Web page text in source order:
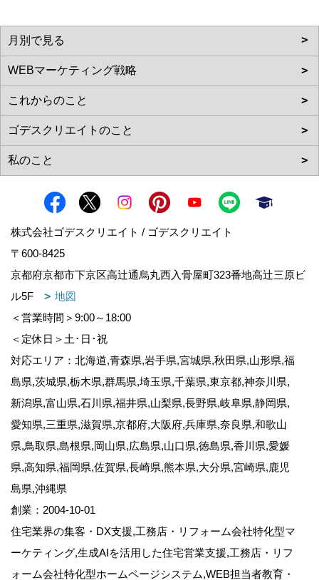
株式会社ゴデスクリエイト / ゴデスクリエイト
〒600-8425
京都府京都市下京区高辻通烏丸西入骨屋町323番地高辻三原ビ
ル5F
地図
＜営業時間＞9:00～18:00
＜定休日＞土･日･祝
対応エリア：北海道,青森県,岩手県,宮城県,秋田県,山形県,福
島県,茨城県,栃木県,群馬県,埼玉県,千葉県,東京都,神奈川県,
新潟県,富山県,石川県,福井県,山梨県,長野県,岐阜県,静岡県,
愛知県,三重県,滋賀県,京都府,大阪府,兵庫県,奈良県,和歌山
県,鳥取県,島根県,岡山県,広島県,山口県,徳島県,香川県,愛媛
県,高知県,福岡県,佐賀県,長崎県,熊本県,大分県,宮崎県,鹿児
島県,沖縄県
創業：2004-10-01
住宅業界の集客・DX支援,工務店・リフォーム会社特化型マ
ーケティング,生成AIを活用した住宅営業支援,工務店・リフ
ォーム会社特化型ホームページシステム,WEB担当者教育・